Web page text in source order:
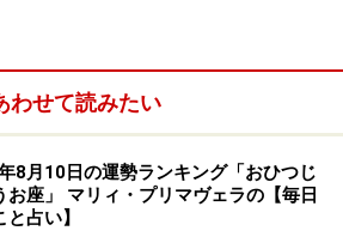
綾乃の【大人のための星占い】
わせて読みたい
8月10日の運勢ランキング「おひつじ
お座」 マリィ・プリマヴェラの【毎日
占い】